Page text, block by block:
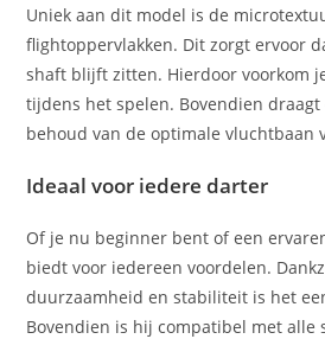
Uniek aan dit model is de
flightoppervlakken. Dit zorgt ervoor
shaft blijft zitten. Hierdoor voorkom
tijdens het spelen. Bovendien
behoud van de optimale vluchtbaan
Ideaal voor iedere darter
Of je nu beginner bent of een
biedt voor iedereen voordelen.
duurzaamheid en stabiliteit is het
Bovendien is hij compatibel met alle